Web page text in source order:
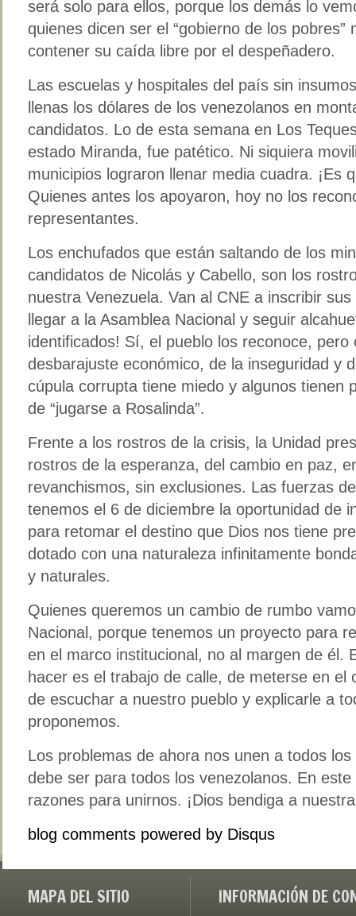
será solo para ellos, porque los demás lo
quienes dicen ser el “gobierno de los pobres”
contener su caída libre por el despeñadero.
Las escuelas y hospitales del país sin
llenas los dólares de los venezolanos en
candidatos. Lo de esta semana en Los
estado Miranda, fue patético. Ni siquiera
municipios lograron llenar media cuadra. ¡Es
Quienes antes los apoyaron, hoy no los
representantes.
Los enchufados que están saltando de los
candidatos de Nicolás y Cabello, son los
nuestra Venezuela. Van al CNE a inscribir
llegar a la Asamblea Nacional y seguir
identificados! Sí, el pueblo los reconoce,
desbarajuste económico, de la inseguridad y
cúpula corrupta tiene miedo y algunos tienen
de “jugarse a Rosalinda”.
Frente a los rostros de la crisis, la Unidad
rostros de la esperanza, del cambio en paz,
revanchismos, sin exclusiones. Las fuerzas
tenemos el 6 de diciembre la oportunidad de
para retomar el destino que Dios nos tiene
dotado con una naturaleza infinitamente
y naturales.
Quienes queremos un cambio de rumbo
Nacional, porque tenemos un proyecto para
en el marco institucional, no al margen de él.
hacer es el trabajo de calle, de meterse en el
de escuchar a nuestro pueblo y explicarle a
proponemos.
Los problemas de ahora nos unen a todos
debe ser para todos los venezolanos. En
razones para unirnos. ¡Dios bendiga a
blog comments powered by Disqus
MAPA DEL SITIO INFORMACIÓN DE